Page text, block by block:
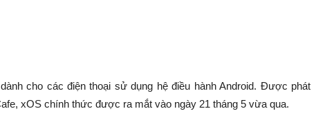
cho các điện thoại sử dụng hệ điều hành Android. Được phát
xOS chính thức được ra mắt vào ngày 21 tháng 5 vừa qua.